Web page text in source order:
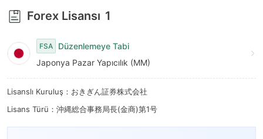
9
Forex Lisansı 1
FSA
Düzenlemeye Tabi
Japonya Pazar Yapıcılık (MM)
Lisanslı Kuruluş：おきぎん証券株式会社
Lisans Türü：沖縄総合事務局長(金商)第1号